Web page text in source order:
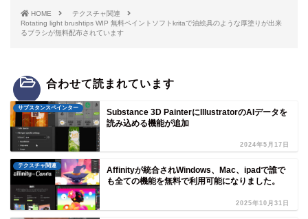
HOME
テクスチャ関連
Rotating light brushtips WIP 無料ペイントソフトkritaで油絵具のような厚塗りが出来
るブラシが無料配布されています
合わせて読まれています
サブスタンスペインター
Substance 3D PainterにIllustratorのAIデータを
読み込める機能が追加
2024年5月17日
テクスチャ関連
Affinityが統合されWindows、Mac、ipadで誰で
も全ての機能を無料で利用可能になりました。
2025年10月31日